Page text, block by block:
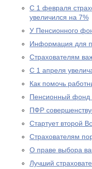
С 1 февраля
увеличился на 7%
У Пенсионного
Информация для
Страхователям
С 1 апреля
Как помочь
Пенсионный фонд
ПФР
Стартует второй
Страхователям
О праве выбора
Лучший